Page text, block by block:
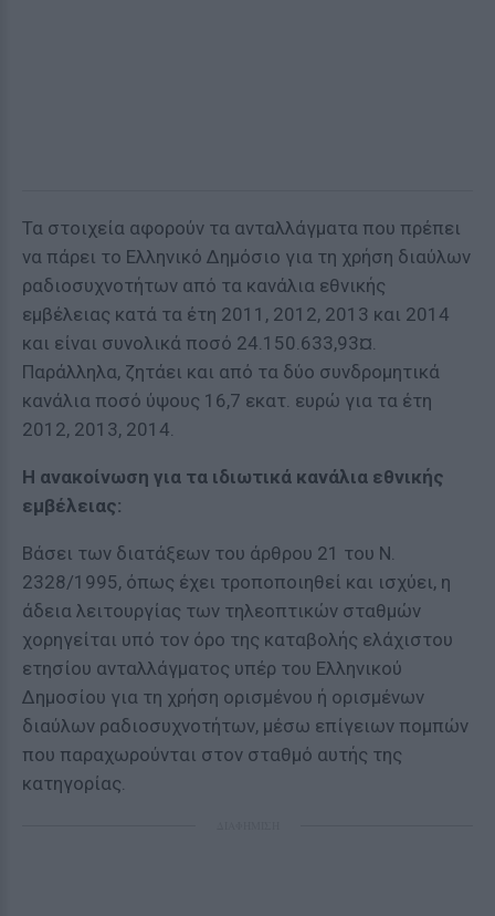
Τα στοιχεία αφορούν τα ανταλλάγματα που πρέπει
να πάρει το Ελληνικό Δημόσιο για τη χρήση διαύλων
ραδιοσυχνοτήτων από τα κανάλια εθνικής
εμβέλειας κατά τα έτη 2011, 2012, 2013 και 2014
και είναι συνολικά ποσό 24.150.633,93¤.
Παράλληλα, ζητάει και από τα δύο συνδρομητικά
κανάλια ποσό ύψους 16,7 εκατ. ευρώ για τα έτη
2012, 2013, 2014.
Η ανακοίνωση για τα ιδιωτικά κανάλια εθνικής
εμβέλειας:
Βάσει των διατάξεων του άρθρου 21 του Ν.
2328/1995, όπως έχει τροποποιηθεί και ισχύει, η
άδεια λειτουργίας των τηλεοπτικών σταθμών
χορηγείται υπό τον όρο της καταβολής ελάχιστου
ετησίου ανταλλάγματος υπέρ του Ελληνικού
Δημοσίου για τη χρήση ορισμένου ή ορισμένων
διαύλων ραδιοσυχνοτήτων, μέσω επίγειων πομπών
που παραχωρούνται στον σταθμό αυτής της
κατηγορίας.